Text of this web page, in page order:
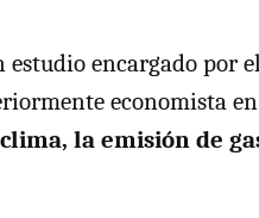
estudio encargado por
economista
la emisión de